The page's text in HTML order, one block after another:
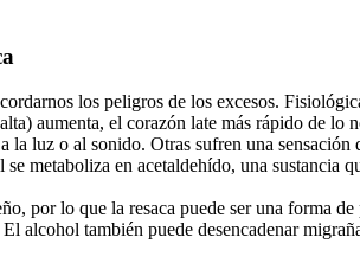
los peligros de los excesos.
aumenta, el corazón late más rápido de
la luz o al sonido. Otras sufren una
metaboliza en acetaldehído, una
por lo que la resaca puede ser una forma
alcohol también puede desencadenar